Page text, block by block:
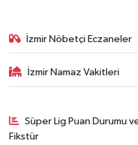
İzmir Nöbetçi Eczaneler
İzmir Namaz Vakitleri
Süper Lig Puan Durumu
Fikstür